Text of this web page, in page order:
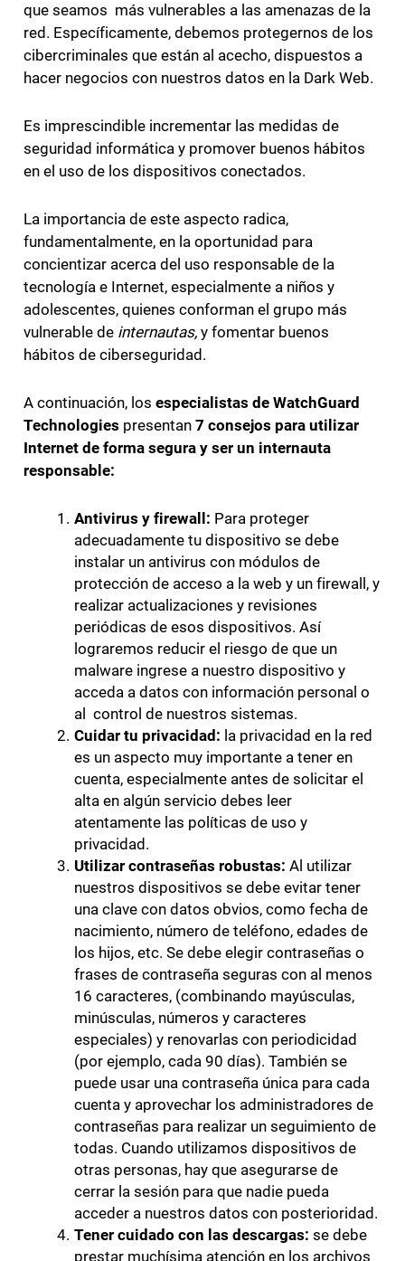
que seamos más vulnerables a las amenazas de la
red. Específicamente, debemos protegernos de los
cibercriminales que están al acecho, dispuestos a
hacer negocios con nuestros datos en la Dark Web.
Es imprescindible incrementar las medidas de
seguridad informática y promover buenos hábitos
en el uso de los dispositivos conectados.
La importancia de este aspecto radica,
fundamentalmente, en la oportunidad para
concientizar acerca del uso responsable de la
tecnología e Internet, especialmente a niños y
adolescentes, quienes conforman el grupo más
vulnerable de internautas,y fomentar buenos
hábitos de ciberseguridad.
A continuación, los especialistas de WatchGuard
Technologies presentan 7 consejos para utilizar
Internet de forma segura y ser un internauta
responsable:
Antivirus y firewall: Para proteger
adecuadamente tu dispositivo se debe
instalar un antivirus con módulos de
protección de acceso a la web y un firewall, y
realizar actualizaciones y revisiones
periódicas de esos dispositivos. Así
lograremos reducir el riesgo de que un
malware ingrese a nuestro dispositivo y
acceda a datos con información personal o
al control de nuestros sistemas.
Cuidar tu privacidad: la privacidad en la red
es un aspecto muy importante a tener en
cuenta, especialmente antes de solicitar el
alta en algún servicio debes leer
atentamente las políticas de uso y
privacidad.
Utilizar contraseñas robustas: Al utilizar
nuestros dispositivos se debe evitar tener
una clave con datos obvios, como fecha de
nacimiento, número de teléfono, edades de
los hijos, etc. Se debe elegir contraseñas o
frases de contraseña seguras con al menos
16 caracteres, (combinando mayúsculas,
minúsculas, números y caracteres
especiales) y renovarlas con periodicidad
(por ejemplo, cada 90 días). También se
puede usar una contraseña única para cada
cuenta y aprovechar los administradores de
contraseñas para realizar un seguimiento de
todas. Cuando utilizamos dispositivos de
otras personas, hay que asegurarse de
cerrar la sesión para que nadie pueda
acceder a nuestros datos con posterioridad.
Tener cuidado con las descargas: se debe
prestar muchísima atención en los archivos